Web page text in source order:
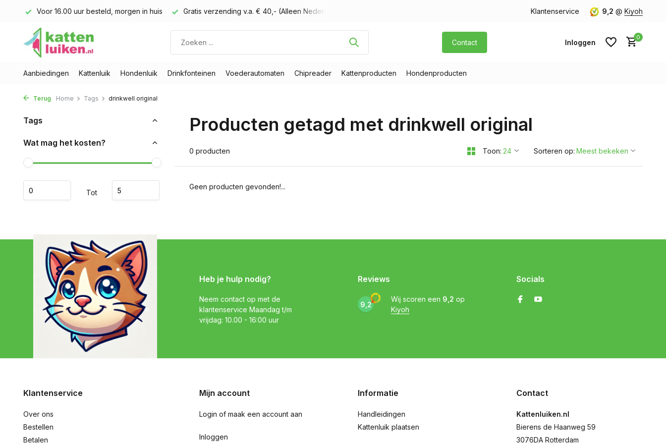
Voor 16.00 uur besteld, morgen in huis Gratis verzending v.a. € 40,- (Alleen Nederland) Gratis verzending v.a. € 40,- (Alleen Nederland)
Klantenservice 9,2 @ Kiyoh
Contact Inloggen
0
Aanbiedingen Kattenluik Hondenluik Drinkfonteinen Voederautomaten Chipreader Kattenproducten Hondenproducten
Terug Home Tags drinkwell original
Tags
Wat mag het kosten?
Tot
Producten getagd met drinkwell original
0 producten Toon: Sorteren op:
Geen producten gevonden!...
Heb je hulp nodig?
Neem contact op met de
klantenservice Maandag t/m
vrijdag: 10.00 - 16:00 uur
Reviews
9,2
Wij scoren een 9,2 op
Kiyoh
Socials
Klantenservice
Over ons
Bestellen
Betalen
Mijn account
Login of maak een account aan
Inloggen
Informatie
Handleidingen
Kattenluik plaatsen
Contact
Kattenluiken.nl
Bierens de Haanweg 59
3076DA Rotterdam